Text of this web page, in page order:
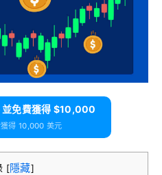
免費獲得 $10,000
得 10,000 美元
[隱藏]